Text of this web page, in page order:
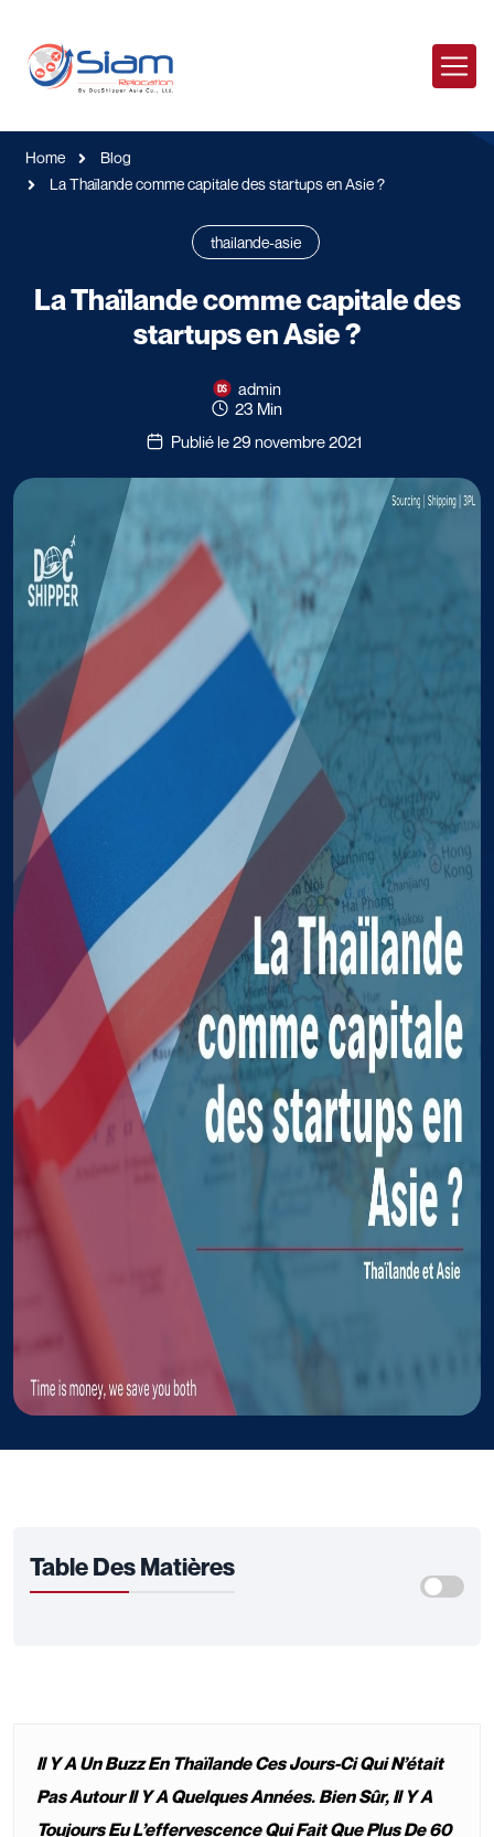
Home
Blog
La Thaïlande comme capitale des startups en Asie ?
thailande-asie
La Thaïlande comme capitale des
startups en Asie ?
admin
23 Min
Publié le 29 novembre 2021
Table Des Matières
Il Y A Un Buzz En Thaïlande Ces Jours-Ci Qui N’était
Pas Autour Il Y A Quelques Années. Bien Sûr, Il Y A
Toujours Eu L’effervescence Qui Fait Que Plus De 60